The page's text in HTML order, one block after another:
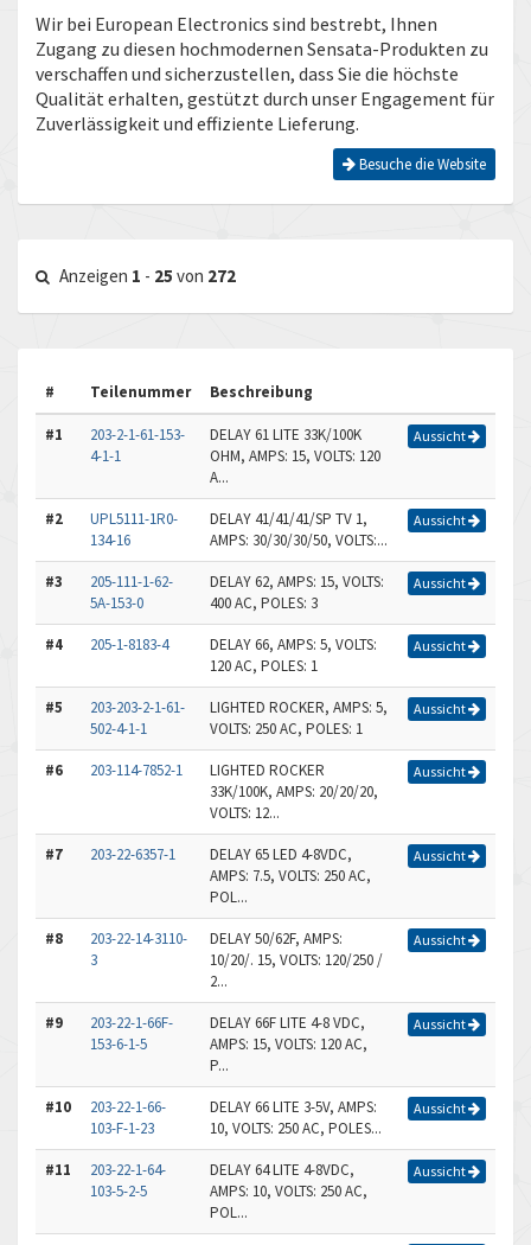
Wir bei European Electronics sind bestrebt, Ihnen
Zugang zu diesen hochmodernen Sensata-Produkten zu
verschaffen und sicherzustellen, dass Sie die höchste
Qualität erhalten, gestützt durch unser Engagement für
Zuverlässigkeit und effiziente Lieferung.
Besuche die Website
Anzeigen 1 - 25 von 272
# Teilenummer Beschreibung
#1
203-2-1-61-153-
4-1-1
DELAY 61 LITE 33K/100K
OHM, AMPS: 15, VOLTS: 120
A...
Aussicht
#2
UPL5111-1R0-
134-16
DELAY 41/41/41/SP TV 1,
AMPS: 30/30/30/50, VOLTS:...
Aussicht
#3
205-111-1-62-
5A-153-0
DELAY 62, AMPS: 15, VOLTS:
400 AC, POLES: 3
Aussicht
#4 205-1-8183-4
DELAY 66, AMPS: 5, VOLTS:
120 AC, POLES: 1
Aussicht
#5
203-203-2-1-61-
502-4-1-1
LIGHTED ROCKER, AMPS: 5,
VOLTS: 250 AC, POLES: 1
Aussicht
#6 203-114-7852-1
LIGHTED ROCKER
33K/100K, AMPS: 20/20/20,
VOLTS: 12...
Aussicht
#7 203-22-6357-1
DELAY 65 LED 4-8VDC,
AMPS: 7.5, VOLTS: 250 AC,
POL...
Aussicht
#8
203-22-14-3110-
3
DELAY 50/62F, AMPS:
10/20/. 15, VOLTS: 120/250 /
2...
Aussicht
#9
203-22-1-66F-
153-6-1-5
DELAY 66F LITE 4-8 VDC,
AMPS: 15, VOLTS: 120 AC,
P...
Aussicht
#10
203-22-1-66-
103-F-1-23
DELAY 66 LITE 3-5V, AMPS:
10, VOLTS: 250 AC, POLES...
Aussicht
#11
203-22-1-64-
103-5-2-5
DELAY 64 LITE 4-8VDC,
AMPS: 10, VOLTS: 250 AC,
POL...
Aussicht